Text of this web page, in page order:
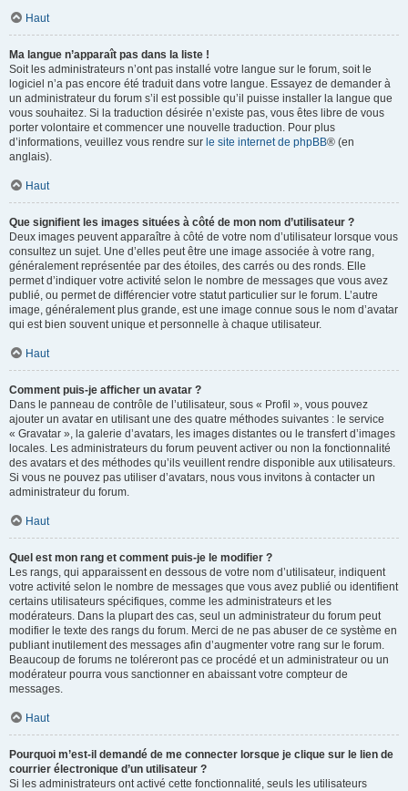
Haut
Ma langue n’apparaît pas dans la liste !
Soit les administrateurs n’ont pas installé votre langue sur le forum, soit le
logiciel n’a pas encore été traduit dans votre langue. Essayez de demander à
un administrateur du forum s’il est possible qu’il puisse installer la langue que
vous souhaitez. Si la traduction désirée n’existe pas, vous êtes libre de vous
porter volontaire et commencer une nouvelle traduction. Pour plus
d’informations, veuillez vous rendre sur le site internet de phpBB® (en
anglais).
Haut
Que signifient les images situées à côté de mon nom d’utilisateur ?
Deux images peuvent apparaître à côté de votre nom d’utilisateur lorsque vous
consultez un sujet. Une d’elles peut être une image associée à votre rang,
généralement représentée par des étoiles, des carrés ou des ronds. Elle
permet d’indiquer votre activité selon le nombre de messages que vous avez
publié, ou permet de différencier votre statut particulier sur le forum. L’autre
image, généralement plus grande, est une image connue sous le nom d’avatar
qui est bien souvent unique et personnelle à chaque utilisateur.
Haut
Comment puis-je afficher un avatar ?
Dans le panneau de contrôle de l’utilisateur, sous « Profil », vous pouvez
ajouter un avatar en utilisant une des quatre méthodes suivantes : le service
« Gravatar », la galerie d’avatars, les images distantes ou le transfert d’images
locales. Les administrateurs du forum peuvent activer ou non la fonctionnalité
des avatars et des méthodes qu’ils veuillent rendre disponible aux utilisateurs.
Si vous ne pouvez pas utiliser d’avatars, nous vous invitons à contacter un
administrateur du forum.
Haut
Quel est mon rang et comment puis-je le modifier ?
Les rangs, qui apparaissent en dessous de votre nom d’utilisateur, indiquent
votre activité selon le nombre de messages que vous avez publié ou identifient
certains utilisateurs spécifiques, comme les administrateurs et les
modérateurs. Dans la plupart des cas, seul un administrateur du forum peut
modifier le texte des rangs du forum. Merci de ne pas abuser de ce système en
publiant inutilement des messages afin d’augmenter votre rang sur le forum.
Beaucoup de forums ne toléreront pas ce procédé et un administrateur ou un
modérateur pourra vous sanctionner en abaissant votre compteur de
messages.
Haut
Pourquoi m’est-il demandé de me connecter lorsque je clique sur le lien de
courrier électronique d’un utilisateur ?
Si les administrateurs ont activé cette fonctionnalité, seuls les utilisateurs